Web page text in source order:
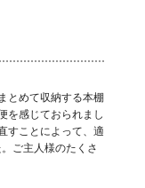
とめて収納する本棚
を感じておられまし
すことによって、適
ご主人様のたくさ